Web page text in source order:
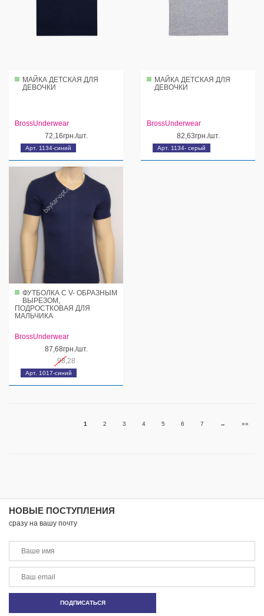
Арт. 1134-синий
МАЙКА ДЕТСКАЯ ДЛЯ
ДЕВОЧКИ
BrossUnderwear
72,16грн./шт.
Арт. 1134- серый
МАЙКА ДЕТСКАЯ ДЛЯ
ДЕВОЧКИ
BrossUnderwear
82,63грн./шт.
Арт. 1017-синий
ФУТБОЛКА С V- ОБРАЗНЫМ
ВЫРЕЗОМ,
ПОДРОСТКОВАЯ ДЛЯ
МАЛЬЧИКА
BrossUnderwear
87,68грн./шт.
98,28
1 2 3 4 5 6 7 → »»
НОВЫЕ ПОСТУПЛЕНИЯ
сразу на вашу почту